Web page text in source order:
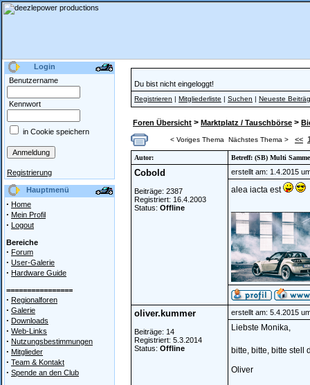
Login
Benutzername
Kennwort
in Cookie speichern
Registrierung
Hauptmenü
· Home
· Mein Profil
· Logout
Bereiche
· Forum
· User-Galerie
· Hardware Guide
================
· Regionalforen
· Galerie
· Downloads
· Web-Links
· Nutzungsbestimmungen
· Mitglieder
· Team & Kontakt
· Spende an den Club
Du bist nicht eingeloggt!
Registrieren | Mitgliederliste | Suchen | Neueste
Foren Übersicht > Marktplatz / Tauschbörse >
< Voriges Thema Nächstes Thema > <<
Autor: Betreff: (SB) Multi
Cobold
Beiträge: 2387
Registriert: 16.4.2003
Status: Offline
erstellt am: 1.4.2015
alea iacta est
oliver.kummer
Beiträge: 14
Registriert: 5.3.2014
Status: Offline
erstellt am: 5.4.2015
Liebste Monika,
bitte, bitte, bitte stell
Oliver